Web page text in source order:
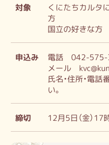
対象
くにたちカルタ
方
国立の好きな方
申込み
電話 042-575-
メール
氏名・住所・電
い。
締切 12月5日（金）17